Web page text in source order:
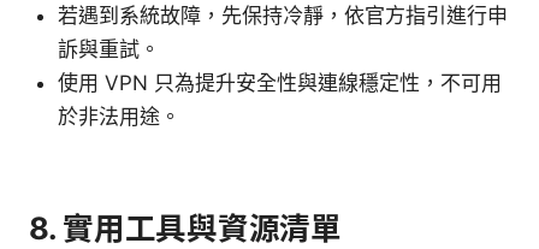
若遇到系統故障，先保持冷靜，依官方指引進行申
訴與重試。
使用 VPN 只為提升安全性與連線穩定性，不可用
於非法用途。
8. 實用工具與資源清單